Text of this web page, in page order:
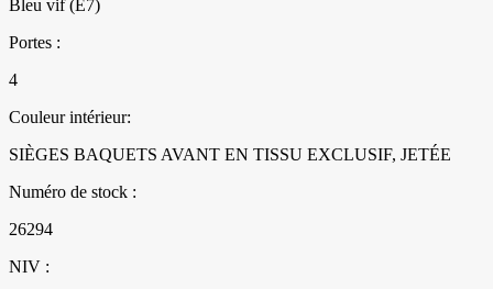
Bleu vif (E7)
Portes :
4
Couleur intérieur:
SIÈGES BAQUETS AVANT EN TISSU EXCLUSIF, JETÉE
Numéro de stock :
26294
NIV :